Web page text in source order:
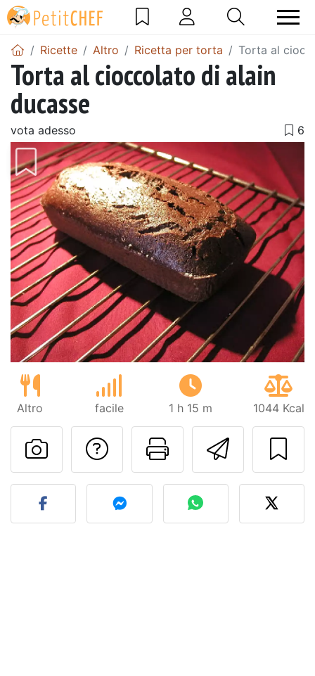
Ricette Altro Ricetta per torta Torta al
Torta al cioccolato di alain
ducasse
vota adesso
Altro facile 1 h 15 m 1044 Kcal
Invia
Stampa la
Contatta l'autore
Pubblica la foto di